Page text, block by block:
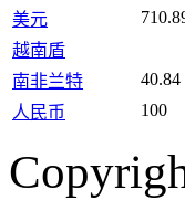
美元
越南盾
南非兰特
40.84
人民币
100